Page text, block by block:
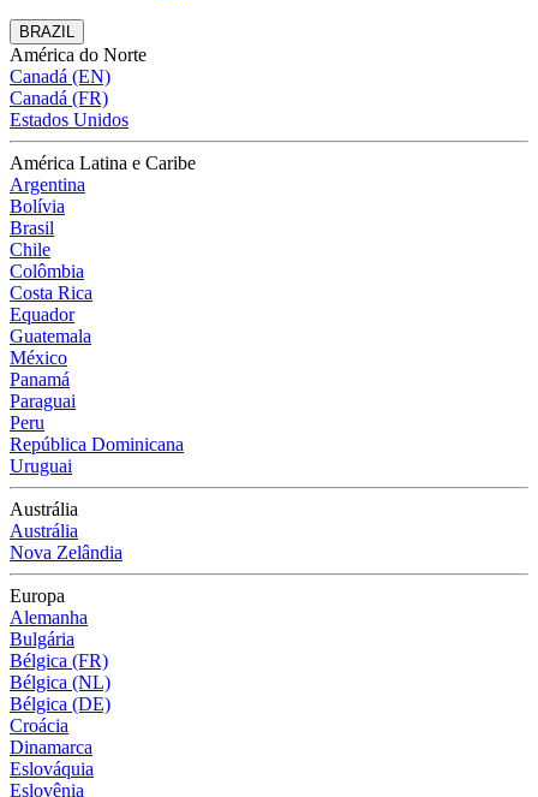
BRAZIL
América do Norte
Canadá (EN)
Canadá (FR)
Estados Unidos
América Latina e Caribe
Argentina
Bolívia
Brasil
Chile
Colômbia
Costa Rica
Equador
Guatemala
México
Panamá
Paraguai
Peru
República Dominicana
Uruguai
Austrália
Austrália
Nova Zelândia
Europa
Alemanha
Bulgária
Bélgica (FR)
Bélgica (NL)
Bélgica (DE)
Croácia
Dinamarca
Eslováquia
Eslovênia